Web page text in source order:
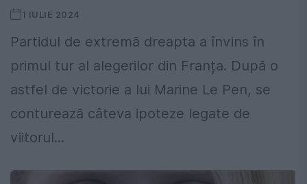
1 IULIE 2024
Partidul de extremă dreapta a învins în
primul tur al alegerilor din Franța. După o
astfel de victorie a lui Marine Le Pen, se
conturează câteva ipoteze legate de
viitorul...